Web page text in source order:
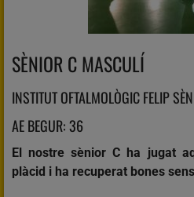
SÈNIOR C MASCULÍ
INSTITUT OFTALMOLÒGIC FELIP
AE BEGUR: 36
El nostre sènior C ha jugat
plàcid i ha recuperat bones